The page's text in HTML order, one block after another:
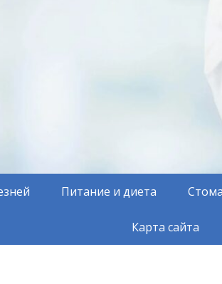
Питание и диета
Карта сайта